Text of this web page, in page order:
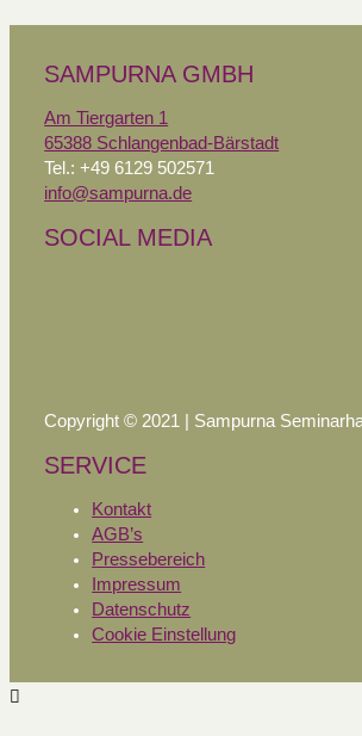
SAMPURNA GMBH
Am Tiergarten 1
65388 Schlangenbad-Bärstadt
Tel.: +49 6129 502571
info@sampurna.de
SOCIAL MEDIA
Copyright © 2021 | Sampurna
SERVICE
Kontakt
AGB’s
Pressebereich
Impressum
Datenschutz
Cookie Einstellung